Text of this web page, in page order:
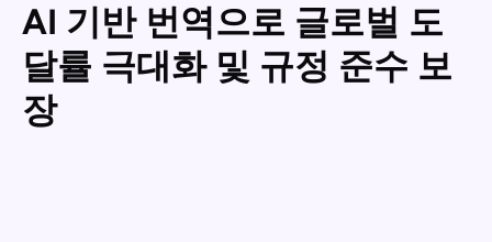
AI 기반 번역으로 글로벌 도
달률 극대화 및 규정 준수 보
장